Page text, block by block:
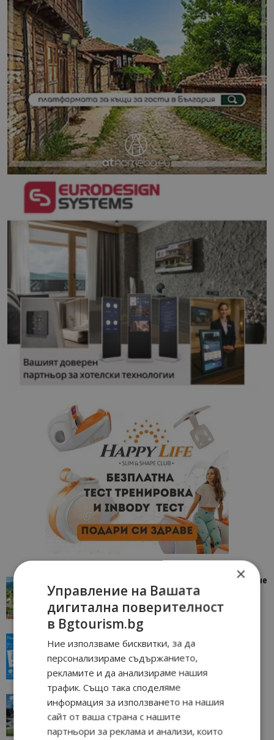
“Пощенска картичка от…”: Петрич – Изживяване
отвъд очакваното
Петрич 11/07/2026 11:22
“Пощенска картичка от…”: Пловдив, градът на
Пловдив 23/06/2026 10:00
традициите, културата и вдъхновяващите...
17/06/2026 09:01
×
Управление на Вашата
дигитална поверителност
в Bgtourism.bg
Ние използваме бисквитки, за да
персонализираме съдържанието,
рекламите и да анализираме нашия
трафик. Също така споделяме
информация за използването на нашия
сайт от ваша страна с нашите
партньори за реклама и анализи, които